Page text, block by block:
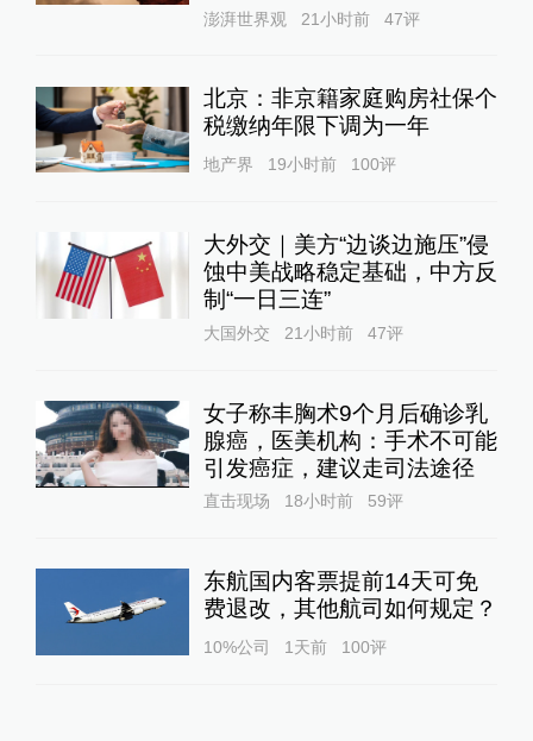
澎湃世界观 21小时前 47评
北京：非京籍家庭购房社保个
税缴纳年限下调为一年
地产界 19小时前 100评
大外交｜美方“边谈边施压”侵
蚀中美战略稳定基础，中方反
制“一日三连”
大国外交 21小时前 47评
女子称丰胸术9个月后确诊乳
腺癌，医美机构：手术不可能
引发癌症，建议走司法途径
直击现场 18小时前 59评
东航国内客票提前14天可免
费退改，其他航司如何规定？
10%公司 1天前 100评